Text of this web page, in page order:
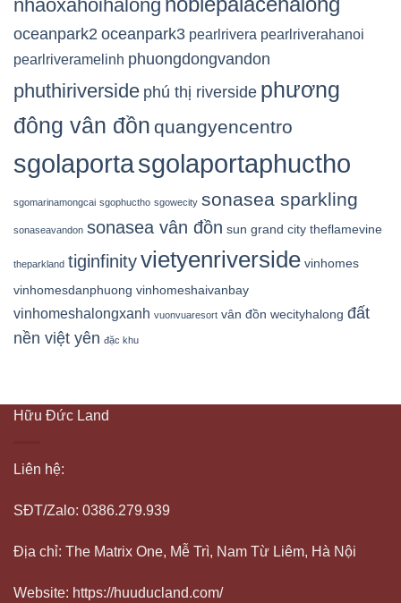
nhaoxahoihalong
oceanpark2 oceanpark3 pearlrivera pearlriverahanoi
pearlriveramelinh phuongdongvandon
phuthiriverside phú thị riverside phương
đông vân đồn quangyencentro
sgolaportasgolaportaphuctho
sgomarinamongcai sgophuctho sgowecity sonasea sparkling
sonaseavandon sonasea vân đồn sun grand city theflamevine
theparkland tiginfinityvietyenriverside vinhomes
vinhomesdanphuong vinhomeshaivanbay
vinhomeshalongxanh vuonvuaresort vân đồn wecityhalong đất
nền việt yên đặc khu
Hữu Đức Land
Liên hệ:
SĐT/Zalo: 0386.279.939
Địa chỉ: The Matrix One, Mễ Trì, Nam Từ Liêm, Hà Nội
Website: https://huuducland.com/